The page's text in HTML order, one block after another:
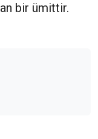
bir ümittir.